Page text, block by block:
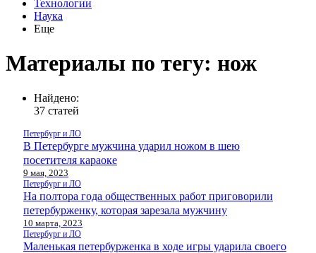
Технологии
Наука
Еще
Материалы по тегу: нож
Найдено:
37 статей
Петербург и ЛО
В Петербурге мужчина ударил ножом в шею
посетителя караоке
9 мая, 2023
Петербург и ЛО
На полтора года общественных работ приговорили
петербурженку, которая зарезала мужчину
10 марта, 2023
Петербург и ЛО
Маленькая петербурженка в ходе игры ударила своего